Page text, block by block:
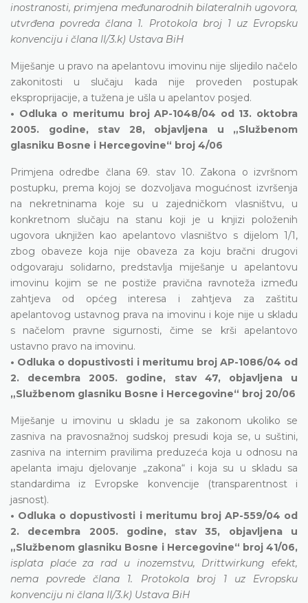
inostranosti, primjena međunarodnih bilateralnih ugovora,
utvrđena povreda člana 1. Protokola broj 1 uz Evropsku
konvenciju i člana II/3.k) Ustava BiH
Miješanje u pravo na apelantovu imovinu nije slijedilo načelo
zakonitosti u slučaju kada nije proveden postupak
eksproprijacije, a tužena je ušla u apelantov posjed.
• Odluka o meritumu broj AP-1048/04 od 13. oktobra
2005. godine, stav 28, objavljena u „Službenom
glasniku Bosne i Hercegovine“ broj 4/06
Primjena odredbe člana 69. stav 10. Zakona o izvršnom
postupku, prema kojoj se dozvoljava mogućnost izvršenja
na nekretninama koje su u zajedničkom vlasništvu, u
konkretnom slučaju na stanu koji je u knjizi položenih
ugovora uknjižen kao apelantovo vlasništvo s dijelom 1/1,
zbog obaveze koja nije obaveza za koju bračni drugovi
odgovaraju solidarno, predstavlja miješanje u apelantovu
imovinu kojim se ne postiže pravična ravnoteža između
zahtjeva od općeg interesa i zahtjeva za zaštitu
apelantovog ustavnog prava na imovinu i koje nije u skladu
s načelom pravne sigurnosti, čime se krši apelantovo
ustavno pravo na imovinu.
• Odluka o dopustivosti i meritumu broj AP-1086/04 od
2. decembra 2005. godine, stav 47, objavljena u
„Službenom glasniku Bosne i Hercegovine“ broj 20/06
Miješanje u imovinu u skladu je sa zakonom ukoliko se
zasniva na pravosnažnoj sudskoj presudi koja se, u suštini,
zasniva na internim pravilima preduzeća koja u odnosu na
apelanta imaju djelovanje „zakona“ i koja su u skladu sa
standardima iz Evropske konvencije (transparentnost i
jasnost).
• Odluka o dopustivosti i meritumu broj AP-559/04 od
2. decembra 2005. godine, stav 35, objavljena u
„Službenom glasniku Bosne i Hercegovine“ broj 41/06,
isplata plaće za rad u inozemstvu, Drittwirkung efekt,
nema povrede člana 1. Protokola broj 1 uz Evropsku
konvenciju ni člana II/3.k) Ustava BiH